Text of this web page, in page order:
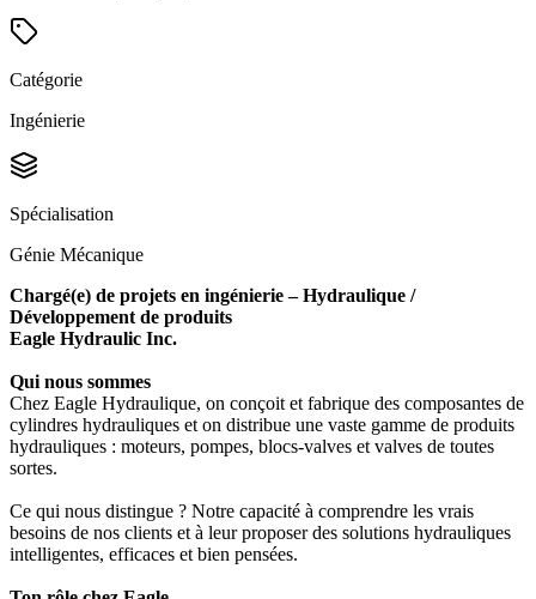
Catégorie
Ingénierie
Spécialisation
Génie Mécanique
Chargé(e) de projets en ingénierie – Hydraulique /
Développement de produits
Eagle Hydraulic Inc.
Qui nous sommes
Chez Eagle Hydraulique, on conçoit et fabrique des composantes de
cylindres hydrauliques et on distribue une vaste gamme de produits
hydrauliques : moteurs, pompes, blocs-valves et valves de toutes
sortes.
Ce qui nous distingue ? Notre capacité à comprendre les vrais
besoins de nos clients et à leur proposer des solutions hydrauliques
intelligentes, efficaces et bien pensées.